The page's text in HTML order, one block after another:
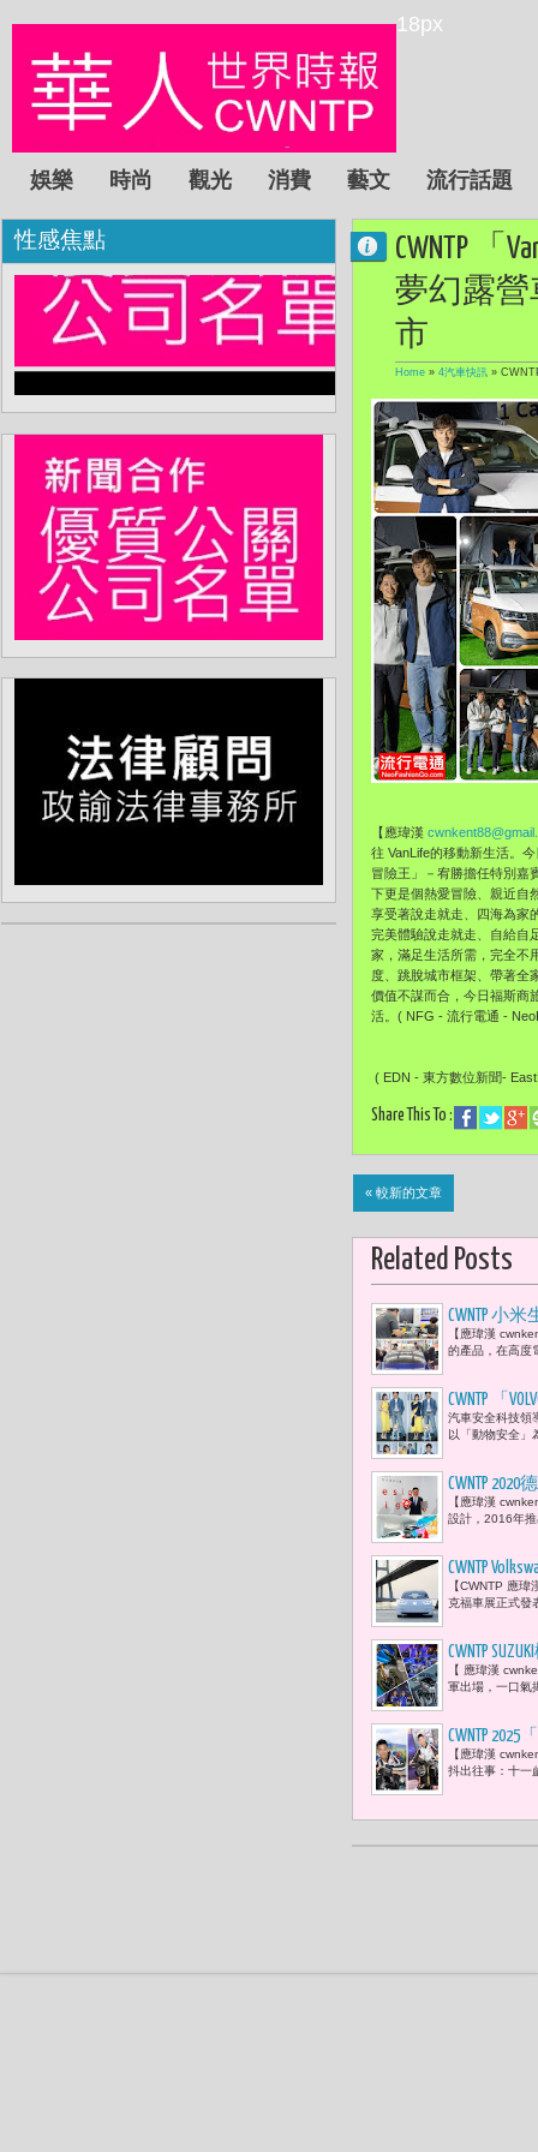
18px
娛樂 時尚 觀光 消費 藝文 流行話題
CWNTP
夢幻露營
市
Home » 4汽車快訊 »
【應瑋漢
往 VanLife的移動新生活。
冒險王」－宥勝擔任特別嘉
下更是個熱愛冒險、 親近自
享受著說走就走、四海為家
完美體驗說走就走、 自給自
家，滿足生活所需， 完全不
度、 跳脫城市框架、帶著全
價值不謀而合， 今日福斯商
活。( NFG - 流行電通 -
( EDN - 東方數位新聞-
Share This To :
« 較新的文章
Related Posts
CWNTP 小
換膜」安
【應瑋漢
的產品，在高度
CWNTP 「
汽車安全科技領
以「動物安全」
CWNTP
獎
【應瑋漢
設計，2016年
CWNTP
【CWNTP 應
克福車展正式發
CWNTP
【 應瑋漢
軍出場，一口氣
CWNTP
放空 用音
【應瑋漢
抖出往事：十一
性感焦點